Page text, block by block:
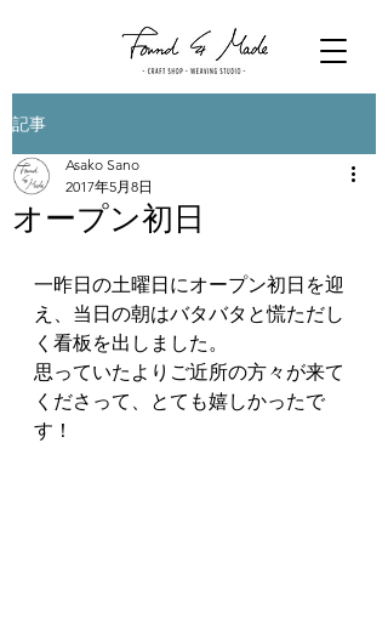
記事
オープン初日
Asako Sano
2017年5月8日
一昨日の土曜日にオープン初日を迎
え、当日の朝はバタバタと慌ただし
く看板を出しました。
思っていたよりご近所の方々が来て
くださって、とても嬉しかったで
す！